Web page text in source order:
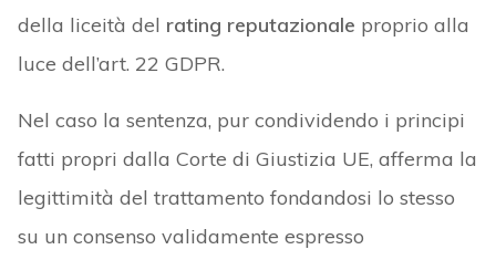
della liceità del rating reputazionale proprio alla
luce dell’art. 22 GDPR.
Nel caso la sentenza, pur condividendo i principi
fatti propri dalla Corte di Giustizia UE, afferma la
legittimità del trattamento fondandosi lo stesso
su un consenso validamente espresso